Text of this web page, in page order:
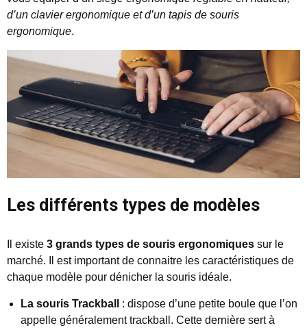
d’un clavier ergonomique et d’un tapis de souris
ergonomique.
Les différents types de modèles
Il existe 3 grands types de souris ergonomiques sur le
marché. Il est important de connaitre les caractéristiques de
chaque modèle pour dénicher la souris idéale.
La souris Trackball
: dispose d’une petite boule que l’on
appelle généralement trackball. Cette dernière sert à